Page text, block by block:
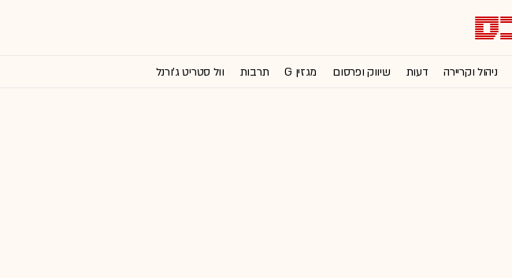
ניהול וקריירה דעות שיווק ופרסום מגזין G תרבות וול סטריט ג'ורנל